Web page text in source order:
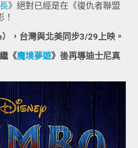
》絕對已經是在《復仇者聯盟
，台灣與北美同步3/29上映。
繼《魔境夢遊》後再導迪士尼真